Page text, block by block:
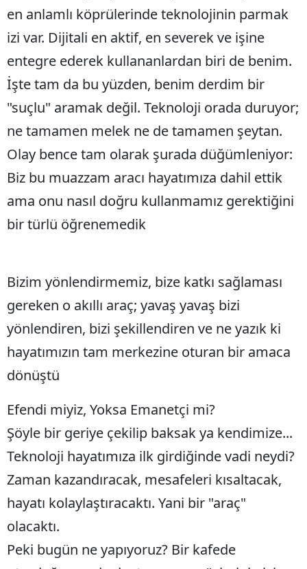
Erzincan
Erzurum
Eskişehir
Gaziantep
Giresun
Hakkari
Mersin
İstanbul
İzmir
Kırklareli
Kırşehir
Kocaeli
en anlamlı köprülerinde teknolojinin parmak
izi var. Dijitali en aktif, en severek ve işine
entegre ederek kullananlardan biri de benim.
İşte tam da bu yüzden, benim derdim bir
"suçlu" aramak değil. Teknoloji orada duruyor;
ne tamamen melek ne de tamamen şeytan.
Olay bence tam olarak şurada düğümleniyor:
Biz bu muazzam aracı hayatımıza dahil ettik
ama onu nasıl doğru kullanmamız gerektiğini
bir türlü öğrenemedik
Bizim yönlendirmemiz, bize katkı sağlaması
gereken o akıllı araç; yavaş yavaş bizi
yönlendiren, bizi şekillendiren ve ne yazık ki
hayatımızın tam merkezine oturan bir amaca
dönüştü
Efendi miyiz, Yoksa Emanetçi mi?
Şöyle bir geriye çekilip baksak ya kendimize...
Teknoloji hayatımıza ilk girdiğinde vadi neydi?
Zaman kazandıracak, mesafeleri kısaltacak,
hayatı kolaylaştıracaktı. Yani bir "araç"
olacaktı.
Peki bugün ne yapıyoruz? Bir kafede